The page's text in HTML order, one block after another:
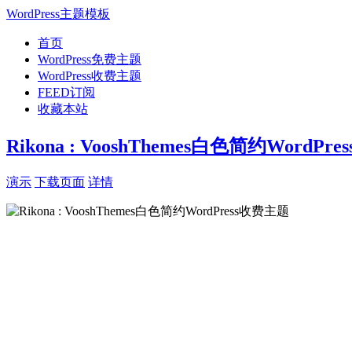
WordPress主题模板
首页
WordPress免费主题
WordPress收费主题
FEED订阅
收藏本站
Rikona : VooshThemes白色简约
演示 下载页面 详情